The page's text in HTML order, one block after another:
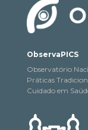
ObservaPICS
Observatório
Práticas
Cuidado em